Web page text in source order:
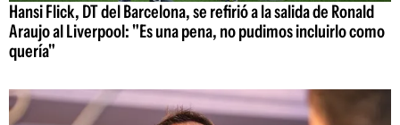
Hansi Flick, DT del Barcelona, se refirió a la salida de Ronald
Araujo al Liverpool: "Es una pena, no pudimos incluirlo como
quería"